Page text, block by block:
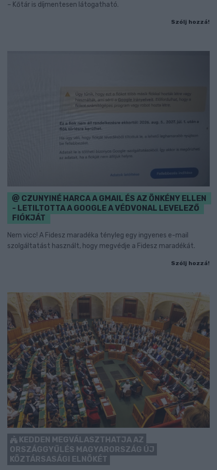
– Kőtár is díjmentesen látogatható.
Szólj hozzá!
CZUNYINÉ HARCA A GMAIL ÉS AZ ÖNKÉNY ELLEN
- LETILTOTTA A GOOGLE A VÉDVONAL LEVELEZŐ
FIÓKJÁT
Nem vicc! A Fidesz maradéka tényleg egy ingyenes e-mail
szolgáltatást használt, hogy megvédje a Fidesz maradékát.
Szólj hozzá!
KEDDEN MEGVÁLASZTHATJA AZ
ORSZÁGGYŰLÉS MAGYARORSZÁG ÚJ
KÖZTÁRSASÁGI ELNÖKÉT